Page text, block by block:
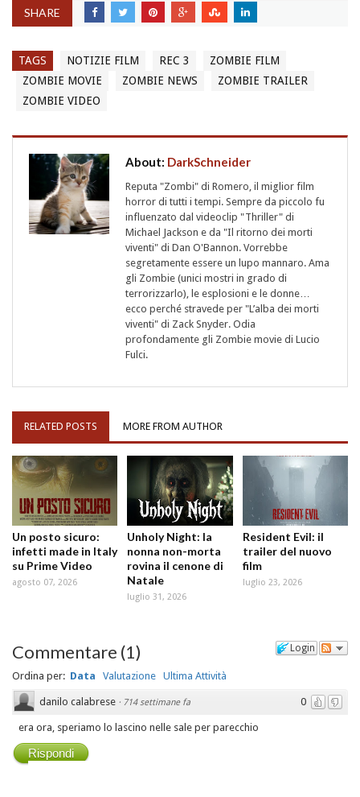
SHARE
TAGS NOTIZIE FILM REC 3
ZOMBIE FILM
ZOMBIE MOVIE
ZOMBIE NEWS
ZOMBIE TRAILER
ZOMBIE VIDEO
About: DarkSchneider
Reputa "Zombi" di Romero, il miglior film
horror di tutti i tempi. Sempre da piccolo fu
influenzato dal videoclip "Thriller" di
Michael Jackson e da "Il ritorno dei morti
viventi" di Dan O'Bannon. Vorrebbe
segretamente essere un lupo mannaro. Ama
gli Zombie (unici mostri in grado di
terrorizzarlo), le esplosioni e le donne…
ecco perché stravede per "L’alba dei morti
viventi" di Zack Snyder. Odia
profondamente gli Zombie movie di Lucio
Fulci.
RELATED POSTS MORE FROM AUTHOR
Un posto sicuro:
infetti made in Italy
su Prime Video
agosto 07, 2026
Unholy Night: la
nonna non-morta
rovina il cenone di
Natale
luglio 31, 2026
Resident Evil: il
trailer del nuovo
film
luglio 23, 2026
Login
Commentare (1)
Ordina per: Data Valutazione Ultima Attività
0
danilo calabrese · 714 settimane fa
era ora, speriamo lo lascino nelle sale per parecchio
Rispondi